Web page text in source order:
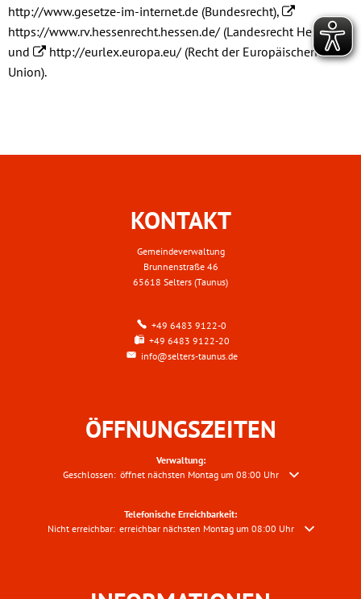
http://www.gesetze-im-internet.de (Bundesrecht),
https://www.rv.hessenrecht.hessen.de/ (Landesrecht Hessen)
und
http://eurlex.europa.eu/ (Recht der Europäischen
Union).
KONTAKT
Gemeindeverwaltung
Brunnenstraße 46
65618 Selters (Taunus)
+49 6483 9122-0
+49 6483 9122-20
info@selters-taunus.de
ÖFFNUNGSZEITEN
Verwaltung:
Klicken, um weitere Öffnungs- oder Schließzeiten auszublenden
Geschlossen: öffnet nächsten Montag um 08:00 Uhr
Telefonische Erreichbarkeit:
Klicken, um weitere Erreichbarkeiten auszublenden
Nicht erreichbar: erreichbar nächsten Montag um 08:00 Uhr